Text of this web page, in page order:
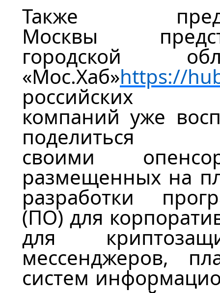
Также
Москвы
городской
«Мос.Хаб»https://
российских
компанийуже
своими
размещенных на
разработки
(ПО) для
для
мессенджеров,
систем